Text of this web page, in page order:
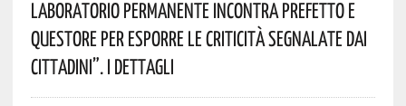
Laboratorio Permanente Incontra Prefetto E
Questore Per Esporre Le Criticità Segnalate Dai
Cittadini”. I Dettagli